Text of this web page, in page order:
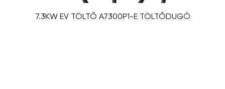
7.3KW EV TÖLTŐ A7300P1-E TÖLTŐDUGÓ